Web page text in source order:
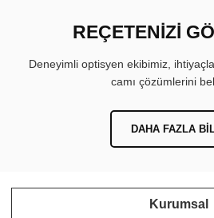
REÇETENİZİ
Deneyimli optisyen ekibimiz,
camı çözümlerini
DAHA FAZLA
Kurumsal